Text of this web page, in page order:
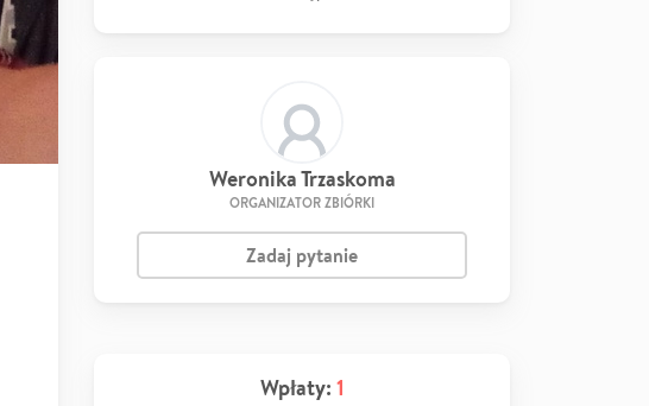
Weronika Trzaskoma
ORGANIZATOR ZBIÓRKI
Zadaj pytanie
Wpłaty: 1